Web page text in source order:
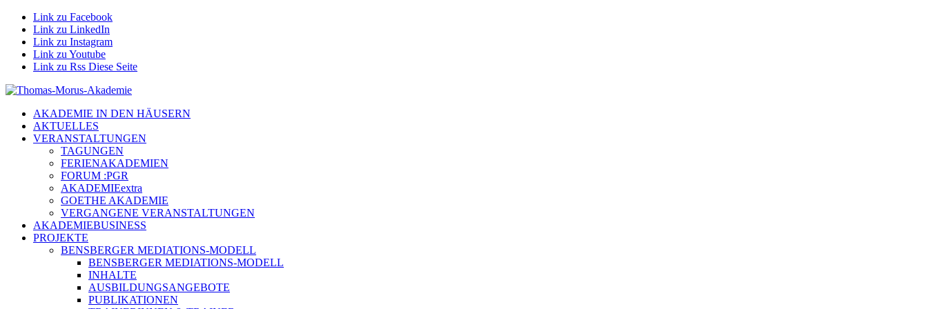
Link zu Facebook
Link zu LinkedIn
Link zu Instagram
Link zu Youtube
Link zu Rss Diese Seite
AKADEMIE IN DEN HÄUSERN
AKTUELLES
VERANSTALTUNGEN
TAGUNGEN
FERIENAKADEMIEN
FORUM :PGR
AKADEMIEextra
GOETHE AKADEMIE
VERGANGENE VERANSTALTUNGEN
AKADEMIEBUSINESS
PROJEKTE
BENSBERGER MEDIATIONS-MODELL
BENSBERGER MEDIATIONS-MODELL
INHALTE
AUSBILDUNGSANGEBOTE
PUBLIKATIONEN